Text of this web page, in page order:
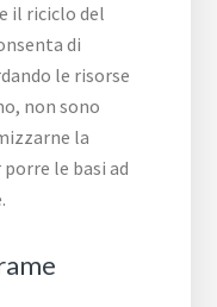
il riciclo del
di
le risorse
non sono
la
le basi ad